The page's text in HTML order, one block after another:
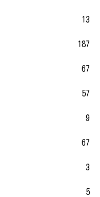
13
187
67
57
9
67
3
5